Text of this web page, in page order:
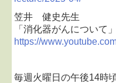
笠井 健史先生
「消化器がんについて
https://
毎週火曜日の午後14時